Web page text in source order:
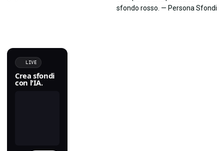
LIVE
Crea sfondi
con l'IA.